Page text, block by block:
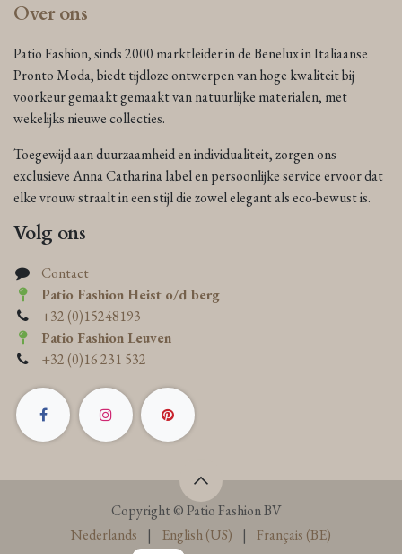
Over ons
Patio Fashion, sinds 2000 marktleider in de Benelux in Italiaanse
Pronto Moda, biedt tijdloze ontwerpen van hoge kwaliteit bij
voorkeur gemaakt gemaakt van natuurlijke materialen, met
wekelijks nieuwe collecties.
Toegewijd aan duurzaamheid en individualiteit, zorgen ons
exclusieve Anna Catharina label en persoonlijke service ervoor dat
elke vrouw straalt in een stijl die zowel elegant als eco-bewust is.
Volg ons
Contact
Patio Fashion Heist o/d berg
+32 (0)15248193
Patio Fashion Leuven
+32 (0)16 231 532
Copyright © Patio Fashion BV
Nederlands
| English (US) |
Français (BE)